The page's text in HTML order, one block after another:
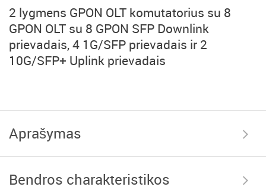
2 lygmens GPON OLT komutatorius su 8
GPON OLT su 8 GPON SFP Downlink
prievadais, 4 1G/SFP prievadais ir 2
10G/SFP+ Uplink prievadais
Aprašymas
Bendros charakteristikos